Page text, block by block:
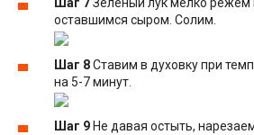
Шаг 7Зеленый лук мелко режем
оставшимся сыром. Солим.
Шаг 8Ставим в духовку при
на 5-7 минут.
Шаг 9 Не давая остыть,